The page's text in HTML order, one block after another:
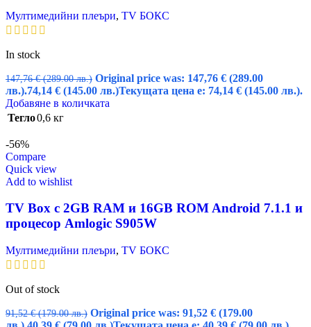
Мултимедийни плеъри, TV БОКС
In stock
147,76€ (289.00 лв.) Original price was: 147,76 € (289.00
лв.).74,14 € (145.00 лв.)Текущата цена е: 74,14 € (145.00 лв.).
Добавяне в количката
Тегло0,6 кг
-56%
Compare
Quick view
Add to wishlist
TV Box с 2GB RAM и 16GВ ROM Android 7.1.1 и
процесор Amlogic S905W
Мултимедийни плеъри, TV БОКС
Out of stock
91,52€ (179.00 лв.) Original price was: 91,52 € (179.00